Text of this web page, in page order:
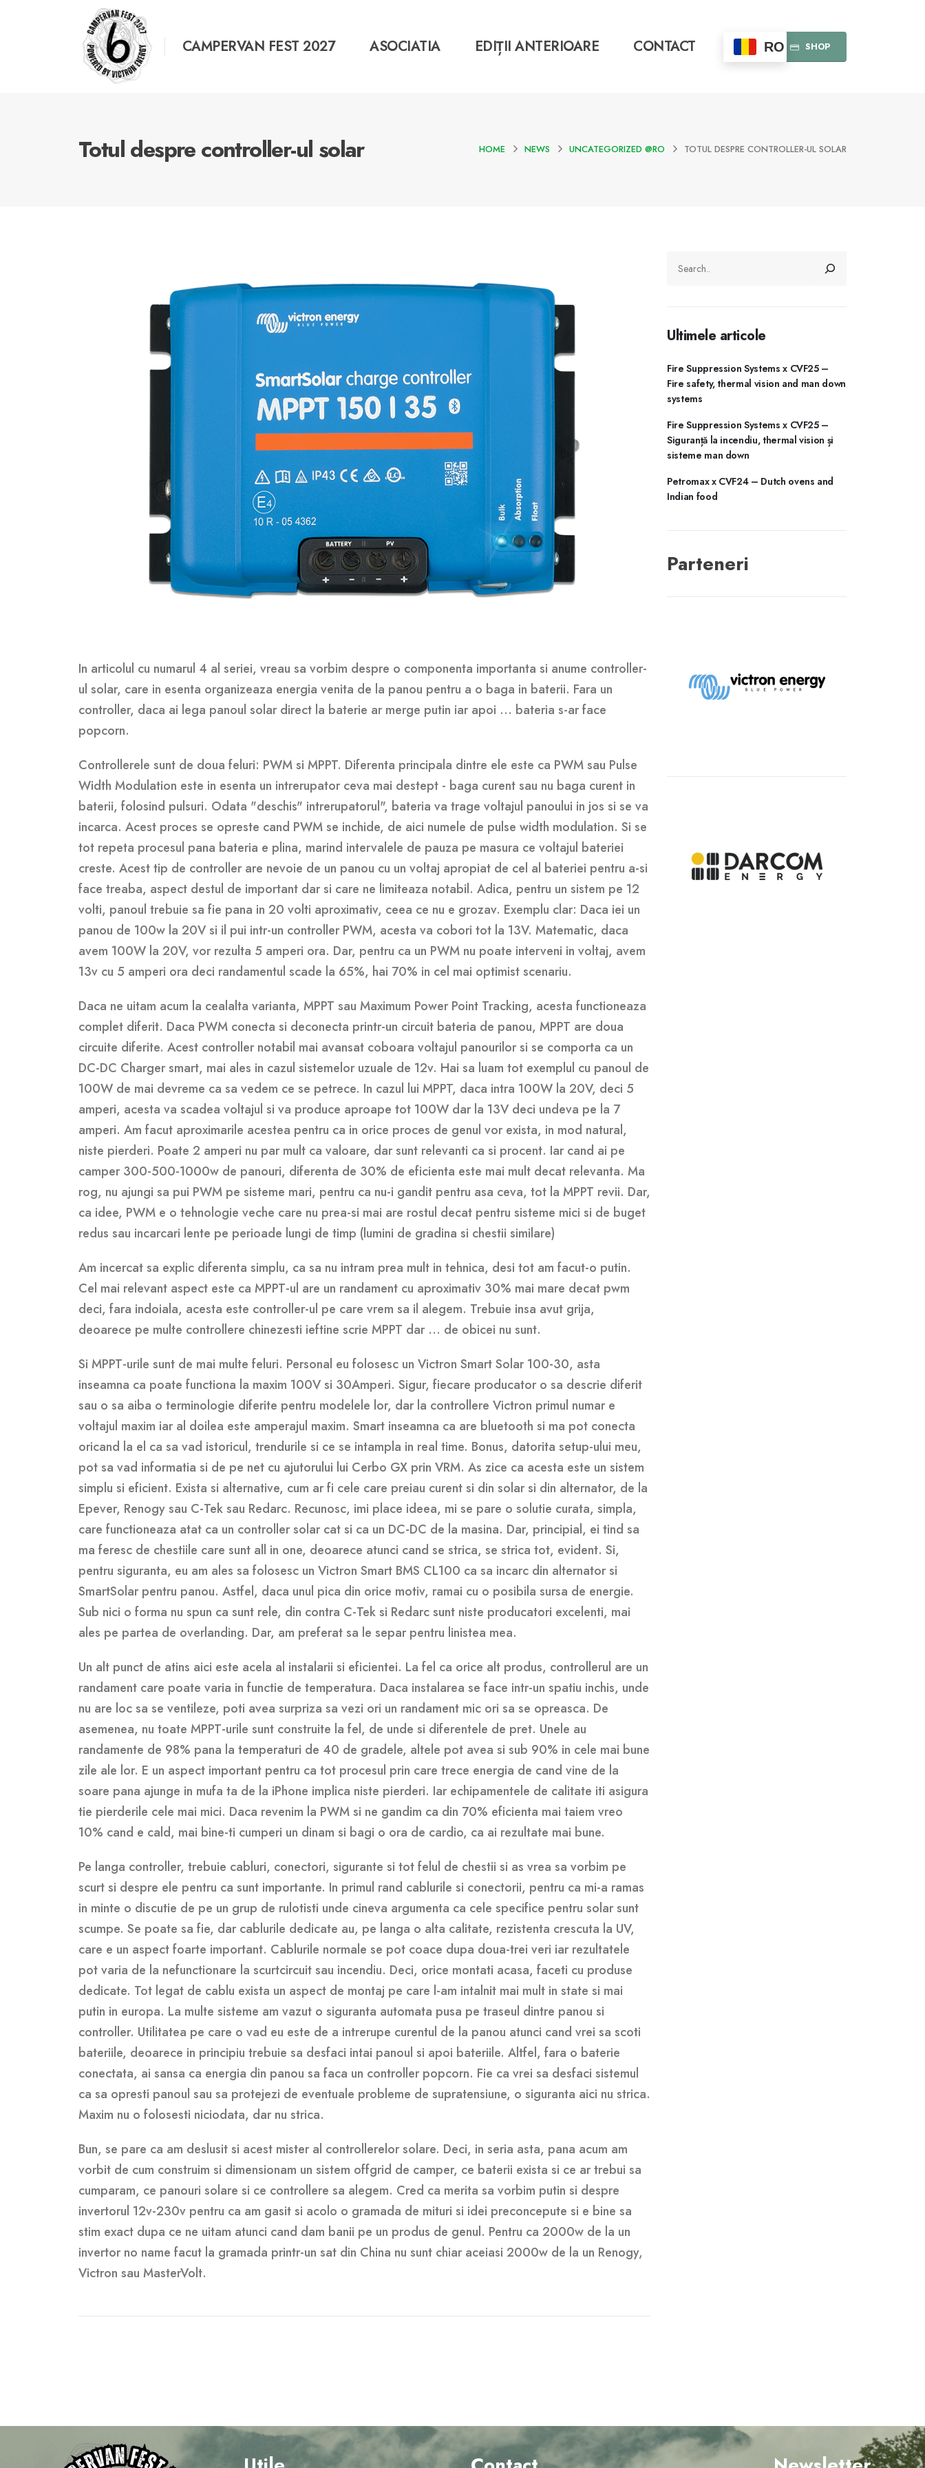
CAMPERVAN FEST 2027 ASOCIATIA EDIȚII ANTERIOARE CONTACT RO SHOP
Totul despre controller-ul solar HOME NEWS UNCATEGORIZED @RO TOTUL DESPRE CONTROLLER-UL SOLAR
In articolul cu numarul 4 al seriei, vreau sa vorbim despre o componenta importanta si anume controller-
ul solar, care in esenta organizeaza energia venita de la panou pentru a o baga in baterii. Fara un
controller, daca ai lega panoul solar direct la baterie ar merge putin iar apoi ... bateria s-ar face
popcorn.
Controllerele sunt de doua feluri: PWM si MPPT. Diferenta principala dintre ele este ca PWM sau Pulse
Width Modulation este in esenta un intrerupator ceva mai destept - baga curent sau nu baga curent in
baterii, folosind pulsuri. Odata "deschis" intrerupatorul", bateria va trage voltajul panoului in jos si se va
incarca. Acest proces se opreste cand PWM se inchide, de aici numele de pulse width modulation. Si se
tot repeta procesul pana bateria e plina, marind intervalele de pauza pe masura ce voltajul bateriei
creste. Acest tip de controller are nevoie de un panou cu un voltaj apropiat de cel al bateriei pentru a-si
face treaba, aspect destul de important dar si care ne limiteaza notabil. Adica, pentru un sistem pe 12
volti, panoul trebuie sa fie pana in 20 volti aproximativ, ceea ce nu e grozav. Exemplu clar: Daca iei un
panou de 100w la 20V si il pui intr-un controller PWM, acesta va cobori tot la 13V. Matematic, daca
avem 100W la 20V, vor rezulta 5 amperi ora. Dar, pentru ca un PWM nu poate interveni in voltaj, avem
13v cu 5 amperi ora deci randamentul scade la 65%, hai 70% in cel mai optimist scenariu.
Daca ne uitam acum la cealalta varianta, MPPT sau Maximum Power Point Tracking, acesta functioneaza
complet diferit. Daca PWM conecta si deconecta printr-un circuit bateria de panou, MPPT are doua
circuite diferite. Acest controller notabil mai avansat coboara voltajul panourilor si se comporta ca un
DC-DC Charger smart, mai ales in cazul sistemelor uzuale de 12v. Hai sa luam tot exemplul cu panoul de
100W de mai devreme ca sa vedem ce se petrece. In cazul lui MPPT, daca intra 100W la 20V, deci 5
amperi, acesta va scadea voltajul si va produce aproape tot 100W dar la 13V deci undeva pe la 7
amperi. Am facut aproximarile acestea pentru ca in orice proces de genul vor exista, in mod natural,
niste pierderi. Poate 2 amperi nu par mult ca valoare, dar sunt relevanti ca si procent. Iar cand ai pe
camper 300-500-1000w de panouri, diferenta de 30% de eficienta este mai mult decat relevanta. Ma
rog, nu ajungi sa pui PWM pe sisteme mari, pentru ca nu-i gandit pentru asa ceva, tot la MPPT revii. Dar,
ca idee, PWM e o tehnologie veche care nu prea-si mai are rostul decat pentru sisteme mici si de buget
redus sau incarcari lente pe perioade lungi de timp (lumini de gradina si chestii similare)
Am incercat sa explic diferenta simplu, ca sa nu intram prea mult in tehnica, desi tot am facut-o putin.
Cel mai relevant aspect este ca MPPT-ul are un randament cu aproximativ 30% mai mare decat pwm
deci, fara indoiala, acesta este controller-ul pe care vrem sa il alegem. Trebuie insa avut grija,
deoarece pe multe controllere chinezesti ieftine scrie MPPT dar ... de obicei nu sunt.
Si MPPT-urile sunt de mai multe feluri. Personal eu folosesc un Victron Smart Solar 100-30, asta
inseamna ca poate functiona la maxim 100V si 30Amperi. Sigur, fiecare producator o sa descrie diferit
sau o sa aiba o terminologie diferite pentru modelele lor, dar la controllere Victron primul numar e
voltajul maxim iar al doilea este amperajul maxim. Smart inseamna ca are bluetooth si ma pot conecta
oricand la el ca sa vad istoricul, trendurile si ce se intampla in real time. Bonus, datorita setup-ului meu,
pot sa vad informatia si de pe net cu ajutorului lui Cerbo GX prin VRM. As zice ca acesta este un sistem
simplu si eficient. Exista si alternative, cum ar fi cele care preiau curent si din solar si din alternator, de la
Epever, Renogy sau C-Tek sau Redarc. Recunosc, imi place ideea, mi se pare o solutie curata, simpla,
care functioneaza atat ca un controller solar cat si ca un DC-DC de la masina. Dar, principial, ei tind sa
ma feresc de chestiile care sunt all in one, deoarece atunci cand se strica, se strica tot, evident. Si,
pentru siguranta, eu am ales sa folosesc un Victron Smart BMS CL100 ca sa incarc din alternator si
SmartSolar pentru panou. Astfel, daca unul pica din orice motiv, ramai cu o posibila sursa de energie.
Sub nici o forma nu spun ca sunt rele, din contra C-Tek si Redarc sunt niste producatori excelenti, mai
ales pe partea de overlanding. Dar, am preferat sa le separ pentru linistea mea.
Un alt punct de atins aici este acela al instalarii si eficientei. La fel ca orice alt produs, controllerul are un
randament care poate varia in functie de temperatura. Daca instalarea se face intr-un spatiu inchis, unde
nu are loc sa se ventileze, poti avea surpriza sa vezi ori un randament mic ori sa se opreasca. De
asemenea, nu toate MPPT-urile sunt construite la fel, de unde si diferentele de pret. Unele au
randamente de 98% pana la temperaturi de 40 de gradele, altele pot avea si sub 90% in cele mai bune
zile ale lor. E un aspect important pentru ca tot procesul prin care trece energia de cand vine de la
soare pana ajunge in mufa ta de la iPhone implica niste pierderi. Iar echipamentele de calitate iti asigura
tie pierderile cele mai mici. Daca revenim la PWM si ne gandim ca din 70% eficienta mai taiem vreo
10% cand e cald, mai bine-ti cumperi un dinam si bagi o ora de cardio, ca ai rezultate mai bune.
Pe langa controller, trebuie cabluri, conectori, sigurante si tot felul de chestii si as vrea sa vorbim pe
scurt si despre ele pentru ca sunt importante. In primul rand cablurile si conectorii, pentru ca mi-a ramas
in minte o discutie de pe un grup de rulotisti unde cineva argumenta ca cele specifice pentru solar sunt
scumpe. Se poate sa fie, dar cablurile dedicate au, pe langa o alta calitate, rezistenta crescuta la UV,
care e un aspect foarte important. Cablurile normale se pot coace dupa doua-trei veri iar rezultatele
pot varia de la nefunctionare la scurtcircuit sau incendiu. Deci, orice montati acasa, faceti cu produse
dedicate. Tot legat de cablu exista un aspect de montaj pe care l-am intalnit mai mult in state si mai
putin in europa. La multe sisteme am vazut o siguranta automata pusa pe traseul dintre panou si
controller. Utilitatea pe care o vad eu este de a intrerupe curentul de la panou atunci cand vrei sa scoti
bateriile, deoarece in principiu trebuie sa desfaci intai panoul si apoi bateriile. Altfel, fara o baterie
conectata, ai sansa ca energia din panou sa faca un controller popcorn. Fie ca vrei sa desfaci sistemul
ca sa opresti panoul sau sa protejezi de eventuale probleme de supratensiune, o siguranta aici nu strica.
Maxim nu o folosesti niciodata, dar nu strica.
Bun, se pare ca am deslusit si acest mister al controllerelor solare. Deci, in seria asta, pana acum am
vorbit de cum construim si dimensionam un sistem offgrid de camper, ce baterii exista si ce ar trebui sa
cumparam, ce panouri solare si ce controllere sa alegem. Cred ca merita sa vorbim putin si despre
invertorul 12v-230v pentru ca am gasit si acolo o gramada de mituri si idei preconcepute si e bine sa
stim exact dupa ce ne uitam atunci cand dam banii pe un produs de genul. Pentru ca 2000w de la un
invertor no name facut la gramada printr-un sat din China nu sunt chiar aceiasi 2000w de la un Renogy,
Victron sau MasterVolt.
Ultimele articole
Fire Suppression Systems x CVF25 –
Fire safety, thermal vision and man down
systems
Fire Suppression Systems x CVF25 –
Siguranță la incendiu, thermal vision și
sisteme man down
Petromax x CVF24 – Dutch ovens and
Indian food
Parteneri